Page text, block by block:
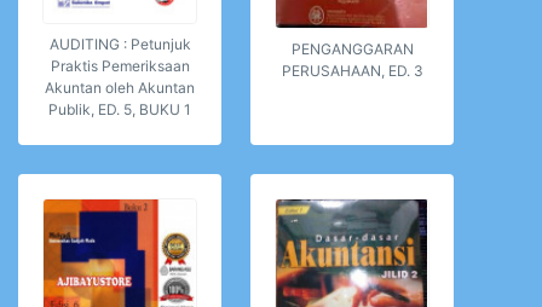
AUDITING : Petunjuk
Praktis Pemeriksaan
Akuntan oleh Akuntan
Publik, ED. 5, BUKU 1
PENGANGGARAN
PERUSAHAAN, ED. 3